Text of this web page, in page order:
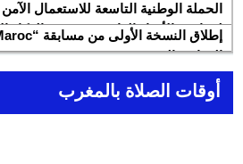
الحملة الوطنية التاسعة للاستعمال الآمن
لمواجهة الأخبار الزائفة في عصر الذكاء
القراءة بالفرنسية سنة 2026
أوقات الصلاة بالمغرب